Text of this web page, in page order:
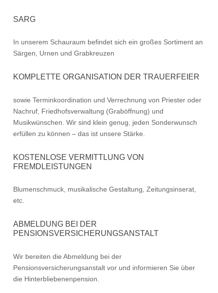
SARG
In unserem Schauraum befindet sich ein großes Sortiment an
Särgen, Urnen und Grabkreuzen
KOMPLETTE ORGANISATION DER TRAUERFEIER
sowie Terminkoordination und Verrechnung von Priester oder
Nachruf, Friedhofsverwaltung (Graböffnung) und
Musikwünschen. Wir sind klein genug, jeden Sonderwunsch
erfüllen zu können – das ist unsere Stärke.
KOSTENLOSE VERMITTLUNG VON
FREMDLEISTUNGEN
Blumenschmuck, musikalische Gestaltung, Zeitungsinserat,
etc.
ABMELDUNG BEI DER
PENSIONSVERSICHERUNGSANSTALT
Wir bereiten die Abmeldung bei der
Pensionsversicherungsanstalt vor und informieren Sie über
die Hinterbliebenenpension.